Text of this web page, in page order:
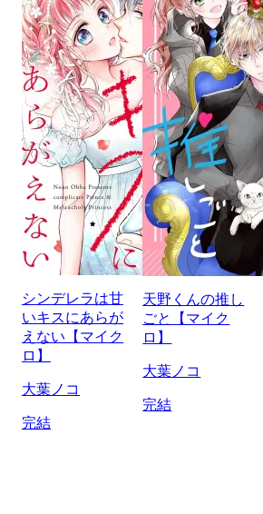
シンデレラは甘
いキスにあらが
えない【マイク
ロ】
大葉ノコ
完結
天野くんの推し
ごと【マイク
ロ】
大葉ノコ
完結